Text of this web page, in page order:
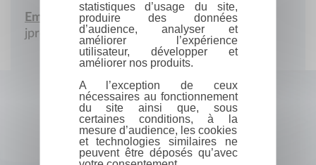
Email :
jprobin83830@gmail.com
statistiques d’usage du site,
produire des données
d’audience, analyser et
améliorer l’expérience
utilisateur, développer et
améliorer nos produits.
A l’exception de ceux
nécessaires au fonctionnement
du site ainsi que, sous
certaines conditions, à la
mesure d’audience, les cookies
et technologies similaires ne
peuvent être déposés qu’avec